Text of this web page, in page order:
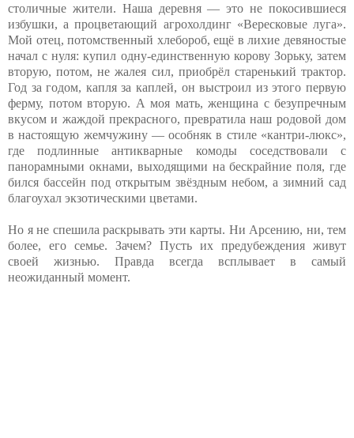
столичные жители. Наша деревня — это не покосившиеся
избушки, а процветающий агрохолдинг «Вересковые луга».
Мой отец, потомственный хлебороб, ещё в лихие девяностые
начал с нуля: купил одну-единственную корову Зорьку, затем
вторую, потом, не жалея сил, приобрёл старенький трактор.
Год за годом, капля за каплей, он выстроил из этого первую
ферму, потом вторую. А моя мать, женщина с безупречным
вкусом и жаждой прекрасного, превратила наш родовой дом
в настоящую жемчужину — особняк в стиле «кантри-люкс»,
где подлинные антикварные комоды соседствовали с
панорамными окнами, выходящими на бескрайние поля, где
бился бассейн под открытым звёздным небом, а зимний сад
благоухал экзотическими цветами.
Но я не спешила раскрывать эти карты. Ни Арсению, ни, тем
более, его семье. Зачем? Пусть их предубеждения живут
своей жизнью. Правда всегда всплывает в самый
неожиданный момент.